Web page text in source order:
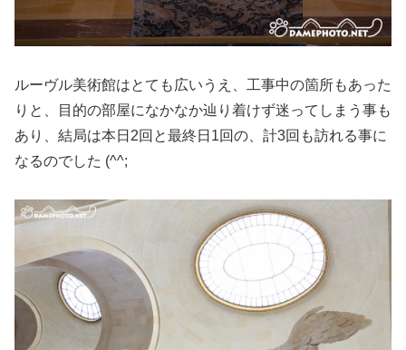
ルーヴル美術館はとても広いうえ、工事中の箇所もあった
りと、目的の部屋になかなか辿り着けず迷ってしまう事も
あり、結局は本日2回と最終日1回の、計3回も訪れる事に
なるのでした (^^;